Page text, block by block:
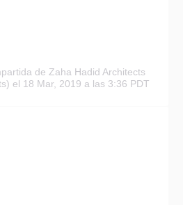
de Zaha Hadid Architects
el 18 Mar, 2019 a las 3:36 PDT